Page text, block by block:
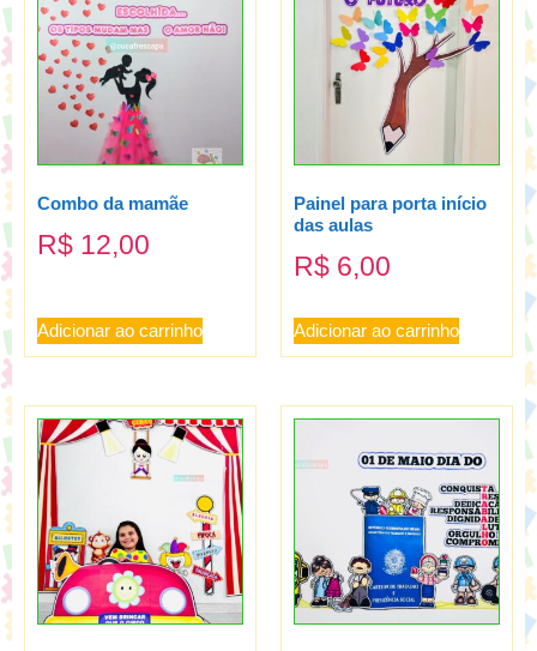
Combo da mamãe
R$ 12,00
Adicionar ao carrinho
Painel para porta início
das aulas
R$ 6,00
Adicionar ao carrinho